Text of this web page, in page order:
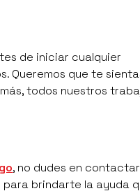
de iniciar cualquier
Queremos que te
todos nuestros
, no dudes en contactar
para brindarte la ayuda